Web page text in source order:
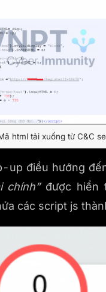
html tải xuống từ C&C
up điều hướng
chính”được hiển
các script js